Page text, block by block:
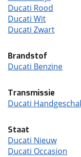
Ducati Rood
Ducati Wit
Ducati Zwart
Brandstof
Ducati Benzine
Transmissie
Ducati
Staat
Ducati Nieuw
Ducati Occasion